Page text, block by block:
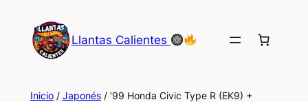
contenido
Llantas Calientes
Inicio/ Japonés/ ’99 Honda Civic Type R (EK9) +